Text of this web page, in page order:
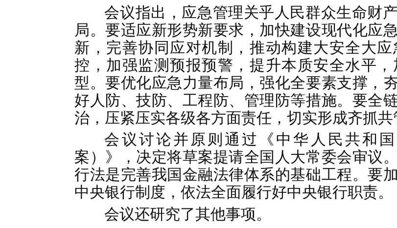
会议指出，应急管理关乎人民群众生命财
局。要适应新形势新要求，加快建设现代化应
新，完善协同应对机制，推动构建大安全大
控，加强监测预报预警，提升本质安全水平
型。要优化应急力量布局，强化全要素支撑，
好人防、技防、工程防、管理防等措施。要全
治，压紧压实各级各方面责任，切实形成齐抓共
会议讨论并原则通过《中华人民共和
案）》，决定将草案提请全国人大常委会审议
行法是完善我国金融法律体系的基础工程。要
中央银行制度，依法全面履行好中央银行职责。
会议还研究了其他事项。